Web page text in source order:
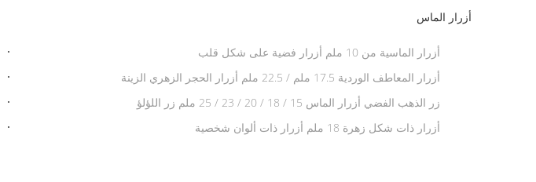
أزرار الماس
أزرار الماسية من 10 ملم أزرار فضية على شكل قلب
أزرار المعاطف الوردية 17.5 ملم / 22.5 ملم أزرار الحجر الزهري الزينة
زر الذهب الفضي أزرار الماس 15 / 18 / 20 / 23 / 25 ملم زر اللؤلؤ
أزرار ذات شكل زهرة 18 ملم أزرار ذات ألوان شخصية